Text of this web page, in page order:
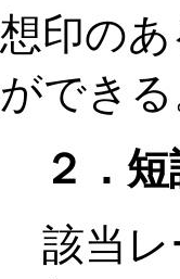
想印の
ができる
２．短
該当レ